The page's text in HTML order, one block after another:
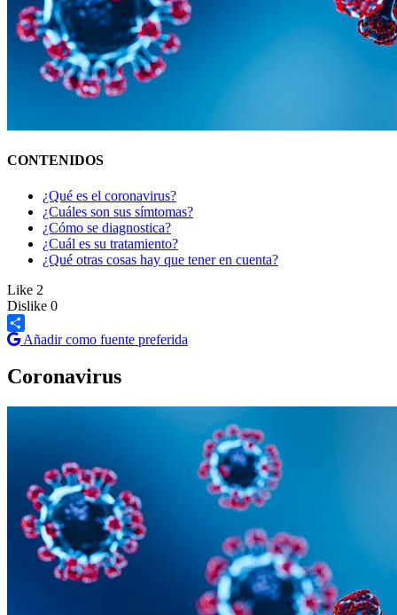
CONTENIDOS
¿Qué es el coronavirus?
¿Cuáles son sus símtomas?
¿Cómo se diagnostica?
¿Cuál es su tratamiento?
¿Qué otras cosas hay que tener en cuenta?
Like 2
Dislike 0
Share
Añadir como fuente preferida
Coronavirus